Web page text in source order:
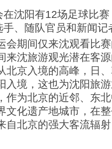
阳有12场足球比赛
手、随队官员和新闻记
会期间仅来沈观看比
来沈旅游观光潜在客
北京入境的高峰，日
入境，这也为沈阳旅
作为北京的近邻、东
文化遗产地城市，在
自北京的强大客流辐